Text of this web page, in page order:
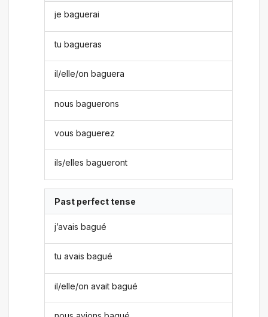
je baguerai
tu bagueras
il/elle/on baguera
nous baguerons
vous baguerez
ils/elles bagueront
Past perfect tense
j’avais bagué
tu avais bagué
il/elle/on avait bagué